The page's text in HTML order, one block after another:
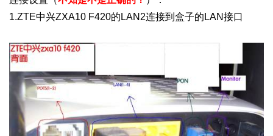
1.ZTE中兴ZXA10 F420的LAN2连接到盒子的LAN接口